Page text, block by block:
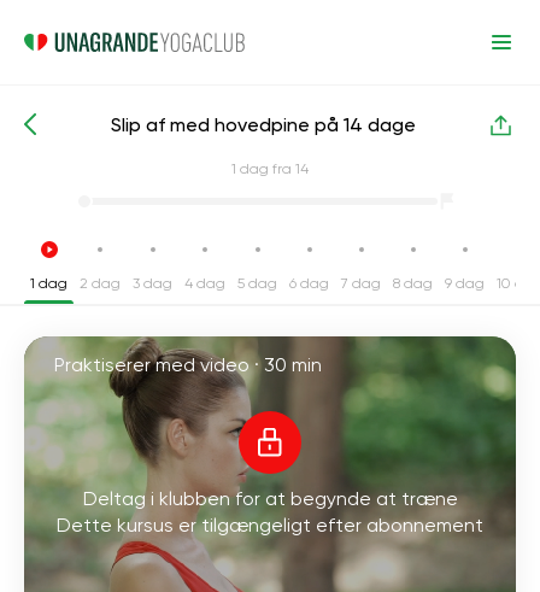
Intensive yogakurser Hoved
Slip af med hovedpine på 14 dage
1 dag fra 14
1 dag 2 dag 3 dag 4 dag 5 dag 6 dag 7 dag 8 dag 9 dag 10
Praktiserer med video · 30 min
Deltag i klubben for at begynde at træne
Dette kursus er tilgængeligt efter abonnement